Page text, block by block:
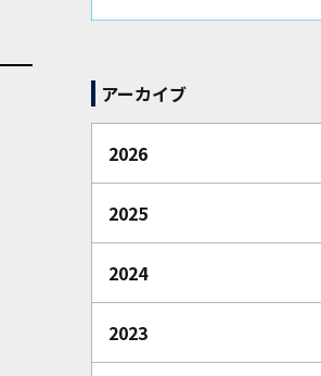
アーカイブ
2026
2025
2024
2023